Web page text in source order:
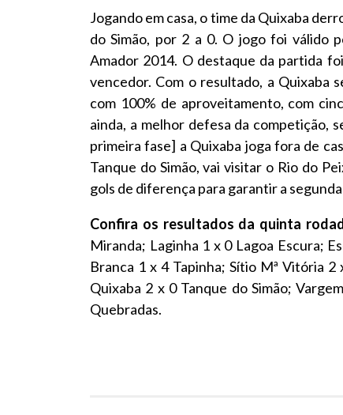
Jogando em casa, o time da Quixaba
do Simão, por 2 a 0. O jogo foi válido
Amador 2014. O destaque da partida
vencedor. Com o resultado, a Quixaba
com 100% de aproveitamento, com
ainda, a melhor defesa da competição,
primeira fase] a Quixaba joga fora de
Tanque do Simão, vai visitar o Rio do
gols de diferença para garantir a
Confira os resultados da quinta
Miranda; Laginha 1 x 0 Lagoa Escura;
Branca 1 x 4 Tapinha; Sítio Mª Vitória
Quixaba 2 x 0 Tanque do Simão;
Quebradas.